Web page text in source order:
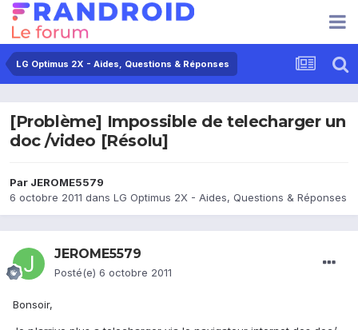
LG Optimus 2X - Aides, Questions & Réponses
[Problème] Impossible de telecharger un
doc /video [Résolu]
Par JEROME5579
6 octobre 2011 dans LG Optimus 2X - Aides, Questions & Réponses
JEROME5579
Posté(e) 6 octobre 2011
Bonsoir,